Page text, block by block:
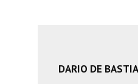
DARIO DE